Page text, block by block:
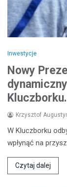
Inwestycje
Nowy
Kluczborku.
Krzysztof
W Kluczborku
wpłynąć na
Czytaj dalej